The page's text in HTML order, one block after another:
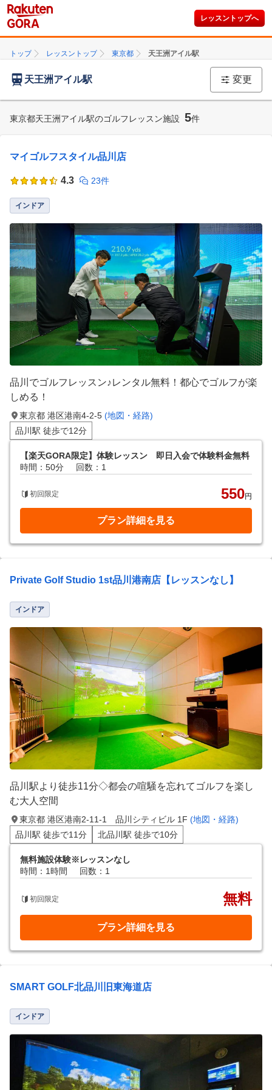
レッスントップへ
トップ レッスントップ 東京都 天王洲アイル駅
天王洲アイル駅 変更
東京都天王洲アイル駅のゴルフレッスン施設 5件
マイゴルフスタイル品川店
4.3 23件
インドア
品川でゴルフレッスン♪レンタル無料！都心でゴルフが楽
しめる！
東京都 港区港南4-2-5 (地図・経路)
品川駅 徒歩で12分
【楽天GORA限定】体験レッスン 即日入会で体験料金無料
時間：50分
回数：1
初回限定 550円
プラン詳細を見る
Private Golf Studio 1st品川港南店【レッスンなし】
インドア
品川駅より徒歩11分◇都会の喧騒を忘れてゴルフを楽し
む大人空間
東京都 港区港南2-11-1 品川シティビル 1F (地図・経路)
品川駅 徒歩で11分
北品川駅 徒歩で10分
無料施設体験※レッスンなし
時間：1時間
回数：1
初回限定 無料
プラン詳細を見る
SMART GOLF北品川旧東海道店
インドア